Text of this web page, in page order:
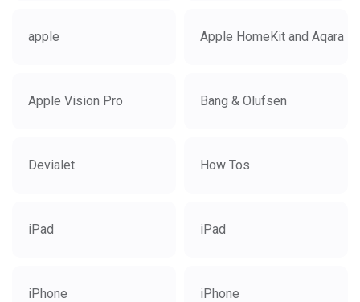
apple Apple HomeKit and Aqara
Apple Vision Pro Bang & Olufsen
Devialet How Tos
iPad iPad
iPhone iPhone